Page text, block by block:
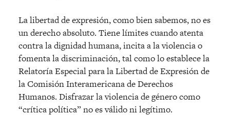
La libertad de expresión, como bien sabemos, no es
un derecho absoluto. Tiene límites cuando atenta
contra la dignidad humana, incita a la violencia o
fomenta la discriminación, tal como lo establece la
Relatoría Especial para la Libertad de Expresión de
la Comisión Interamericana de Derechos
Humanos. Disfrazar la violencia de género como
“crítica política” no es válido ni legítimo.